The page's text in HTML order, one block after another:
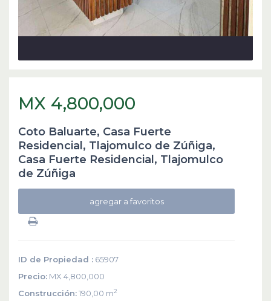
MX 4,800,000
Coto Baluarte, Casa Fuerte
Residencial, Tlajomulco de Zúñiga,
Casa Fuerte Residencial , Tlajomulco
de Zúñiga
agregar a favoritos
ID de Propiedad : 65907
Precio: MX 4,800,000
Construcción:190,00 m2